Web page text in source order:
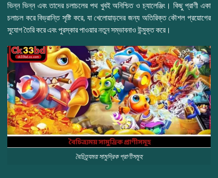
ভিন্ন ভিন্ন এবং তাদের চলাচলের পথ খুবই অনিশ্চিত ও চ্যালেঞ্জিং। কিছু প্রাণী একা
চলাচল করে বিভ্রান্তি সৃষ্টি করে, যা খেলোয়াড়দের জন্য অতিরিক্ত কৌশল প্রয়োগের
সুযোগ তৈরি করে এবং পুরস্কার পাওয়ার নতুন সম্ভাবনাও উন্মুক্ত করে।
বৈচিত্র্যময় সামুদ্রিক প্রাণীসমূহ